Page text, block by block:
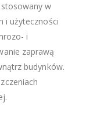
w
i użyteczności
i
zaprawą
budynków.